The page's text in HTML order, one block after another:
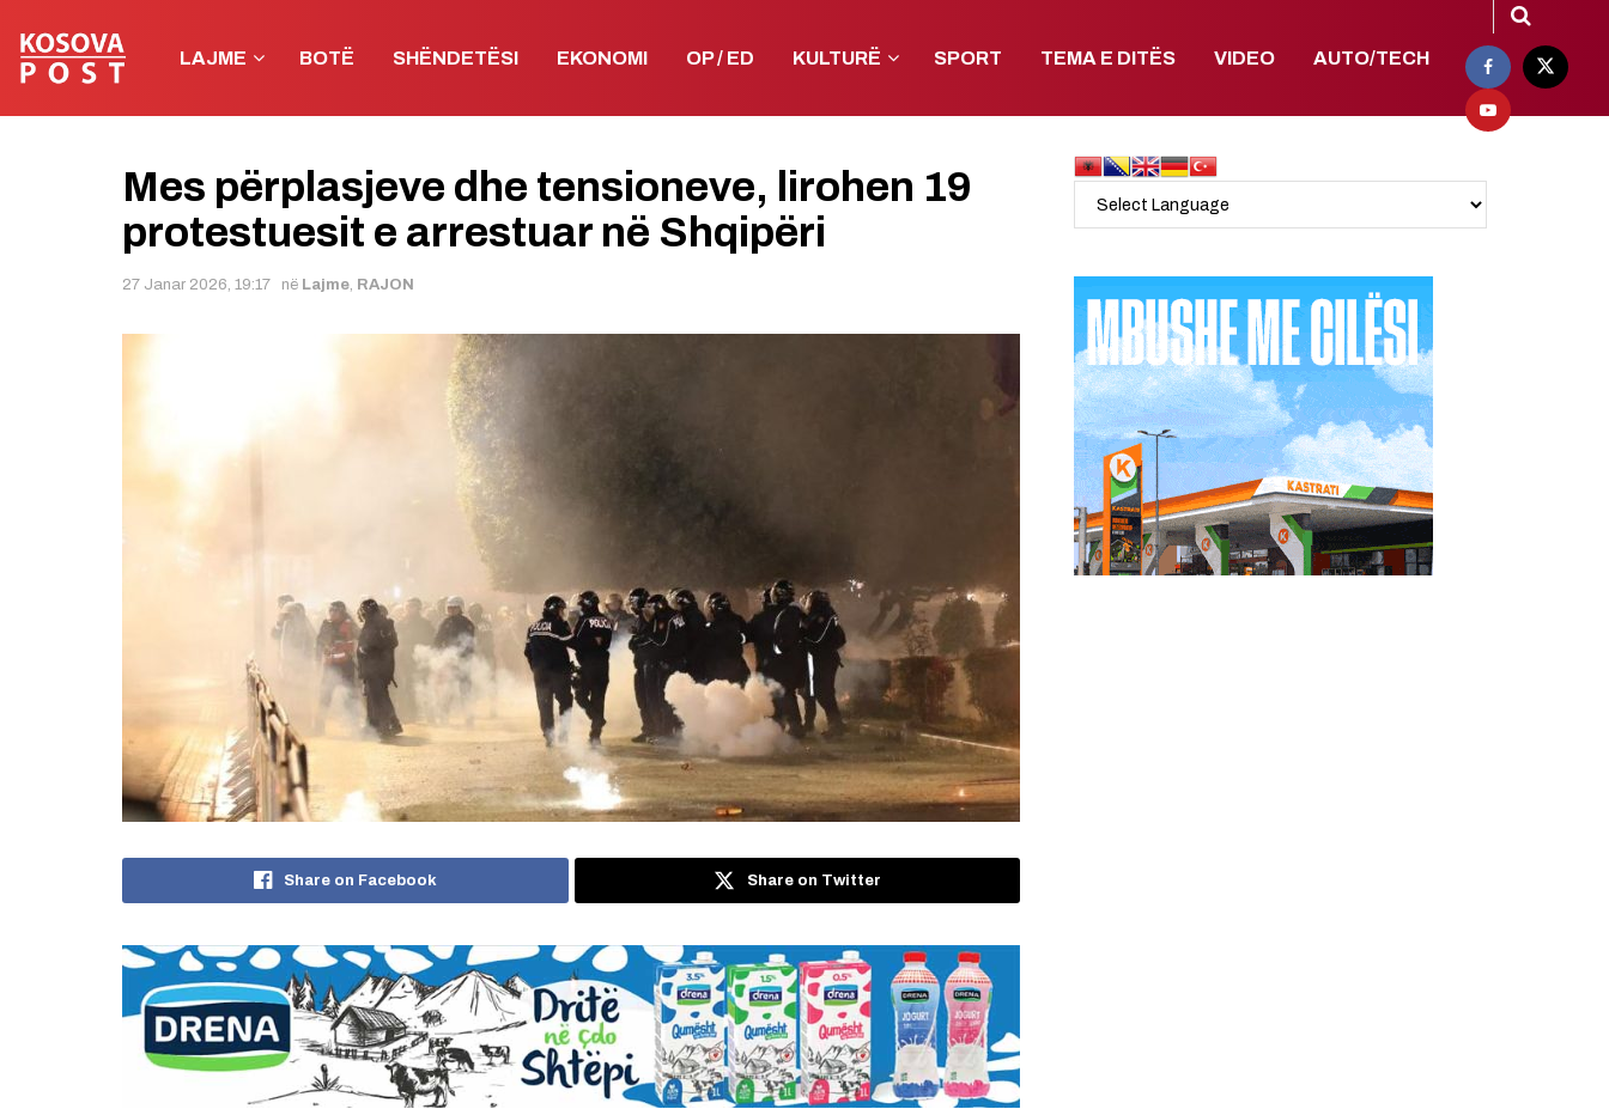
LAJME BOTË SHËNDETËSI EKONOMI OP / ED KULTURË SPORT TEMA E DITËS VIDEO AUTO/TECH
Mes përplasjeve dhe tensioneve, lirohen 19
protestuesit e arrestuar në Shqipëri
27 Janar 2026, 19:17 në Lajme, RAJON
Share on Facebook Share on Twitter